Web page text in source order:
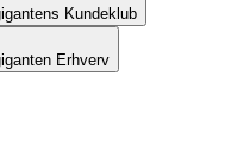
Kundeklub
Erhverv